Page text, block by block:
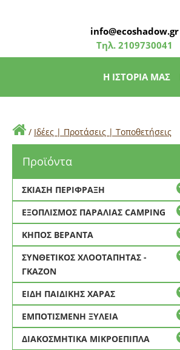
info@ecoshadow.gr
Τηλ.2109730041
Η ΙΣΤΟΡΙΑ ΜΑΣ
/ Ιδέες | Προτάσεις | Τοποθετήσεις
Προϊόντα
ΣΚΙΑΣΗ ΠΕΡΙΦΡΑΞΗ
ΕΞΟΠΛΙΣΜΟΣ ΠΑΡΑΛΙΑΣ CAMPING
ΚΗΠΟΣ ΒΕΡΑΝΤΑ
ΣΥΝΘΕΤΙΚΟΣ ΧΛΟΟΤΑΠΗΤΑΣ -
ΓΚΑΖΟΝ
ΕΙΔΗ ΠΑΙΔΙΚΗΣ ΧΑΡΑΣ
ΕΜΠΟΤΙΣΜΕΝΗ ΞΥΛΕΙΑ
ΔΙΑΚΟΣΜΗΤΙΚΑ ΜΙΚΡΟΕΠΙΠΛΑ